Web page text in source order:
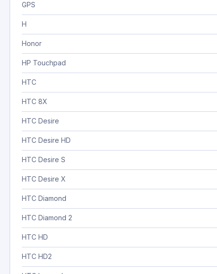
GPS
H
Honor
HP Touchpad
HTC
HTC 8X
HTC Desire
HTC Desire HD
HTC Desire S
HTC Desire X
HTC Diamond
HTC Diamond 2
HTC HD
HTC HD2